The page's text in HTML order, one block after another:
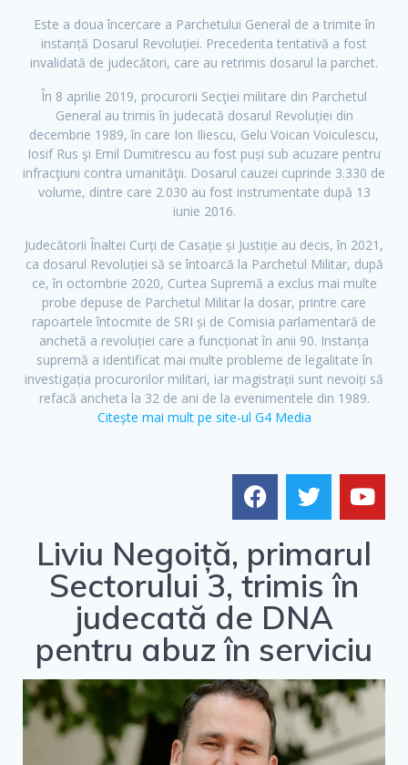
Este a doua încercare a Parchetului General de a trimite în
instanță Dosarul Revoluției. Precedenta tentativă a fost
invalidată de judecători, care au retrimis dosarul la parchet.
În 8 aprilie 2019, procurorii Secţiei militare din Parchetul
General au trimis în judecată dosarul Revoluției din
decembrie 1989, în care Ion Iliescu, Gelu Voican Voiculescu,
Iosif Rus şi Emil Dumitrescu au fost puși sub acuzare pentru
infracţiuni contra umanităţii. Dosarul cauzei cuprinde 3.330 de
volume, dintre care 2.030 au fost instrumentate după 13
iunie 2016.
Judecătorii Înaltei Curți de Casație și Justiție au decis, în 2021,
ca dosarul Revoluției să se întoarcă la Parchetul Militar, după
ce, în octombrie 2020, Curtea Supremă a exclus mai multe
probe depuse de Parchetul Militar la dosar, printre care
rapoartele întocmite de SRI și de Comisia parlamentară de
anchetă a revoluției care a funcționat în anii 90. Instanța
supremă a identificat mai multe probleme de legalitate în
investigația procurorilor militari, iar magistrații sunt nevoiți să
refacă ancheta la 32 de ani de la evenimentele din 1989.
Citește mai mult pe site-ul G4 Media
Liviu Negoiță, primarul
Sectorului 3, trimis în
judecată de DNA
pentru abuz în serviciu
F
a
c
e
b
o
k
T
w
i
t
t
e
r
t
u
b
e